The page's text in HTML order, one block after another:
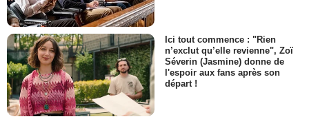
Ici tout commence : "Rien
n’exclut qu’elle revienne", Zoï
Séverin (Jasmine) donne de
l'espoir aux fans après son
départ !